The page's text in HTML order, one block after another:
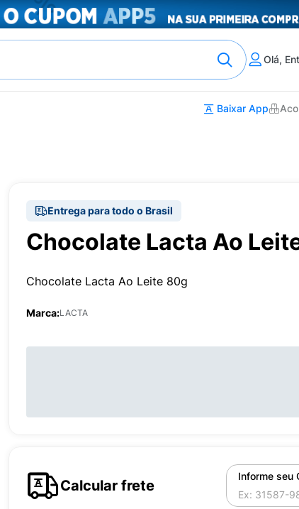
Olá,
Baixar App
Entrega para todo o Brasil
Chocolate Lacta Ao
Chocolate Lacta Ao Leite 80g
Marca:LACTA
Calcular frete
Informe seu